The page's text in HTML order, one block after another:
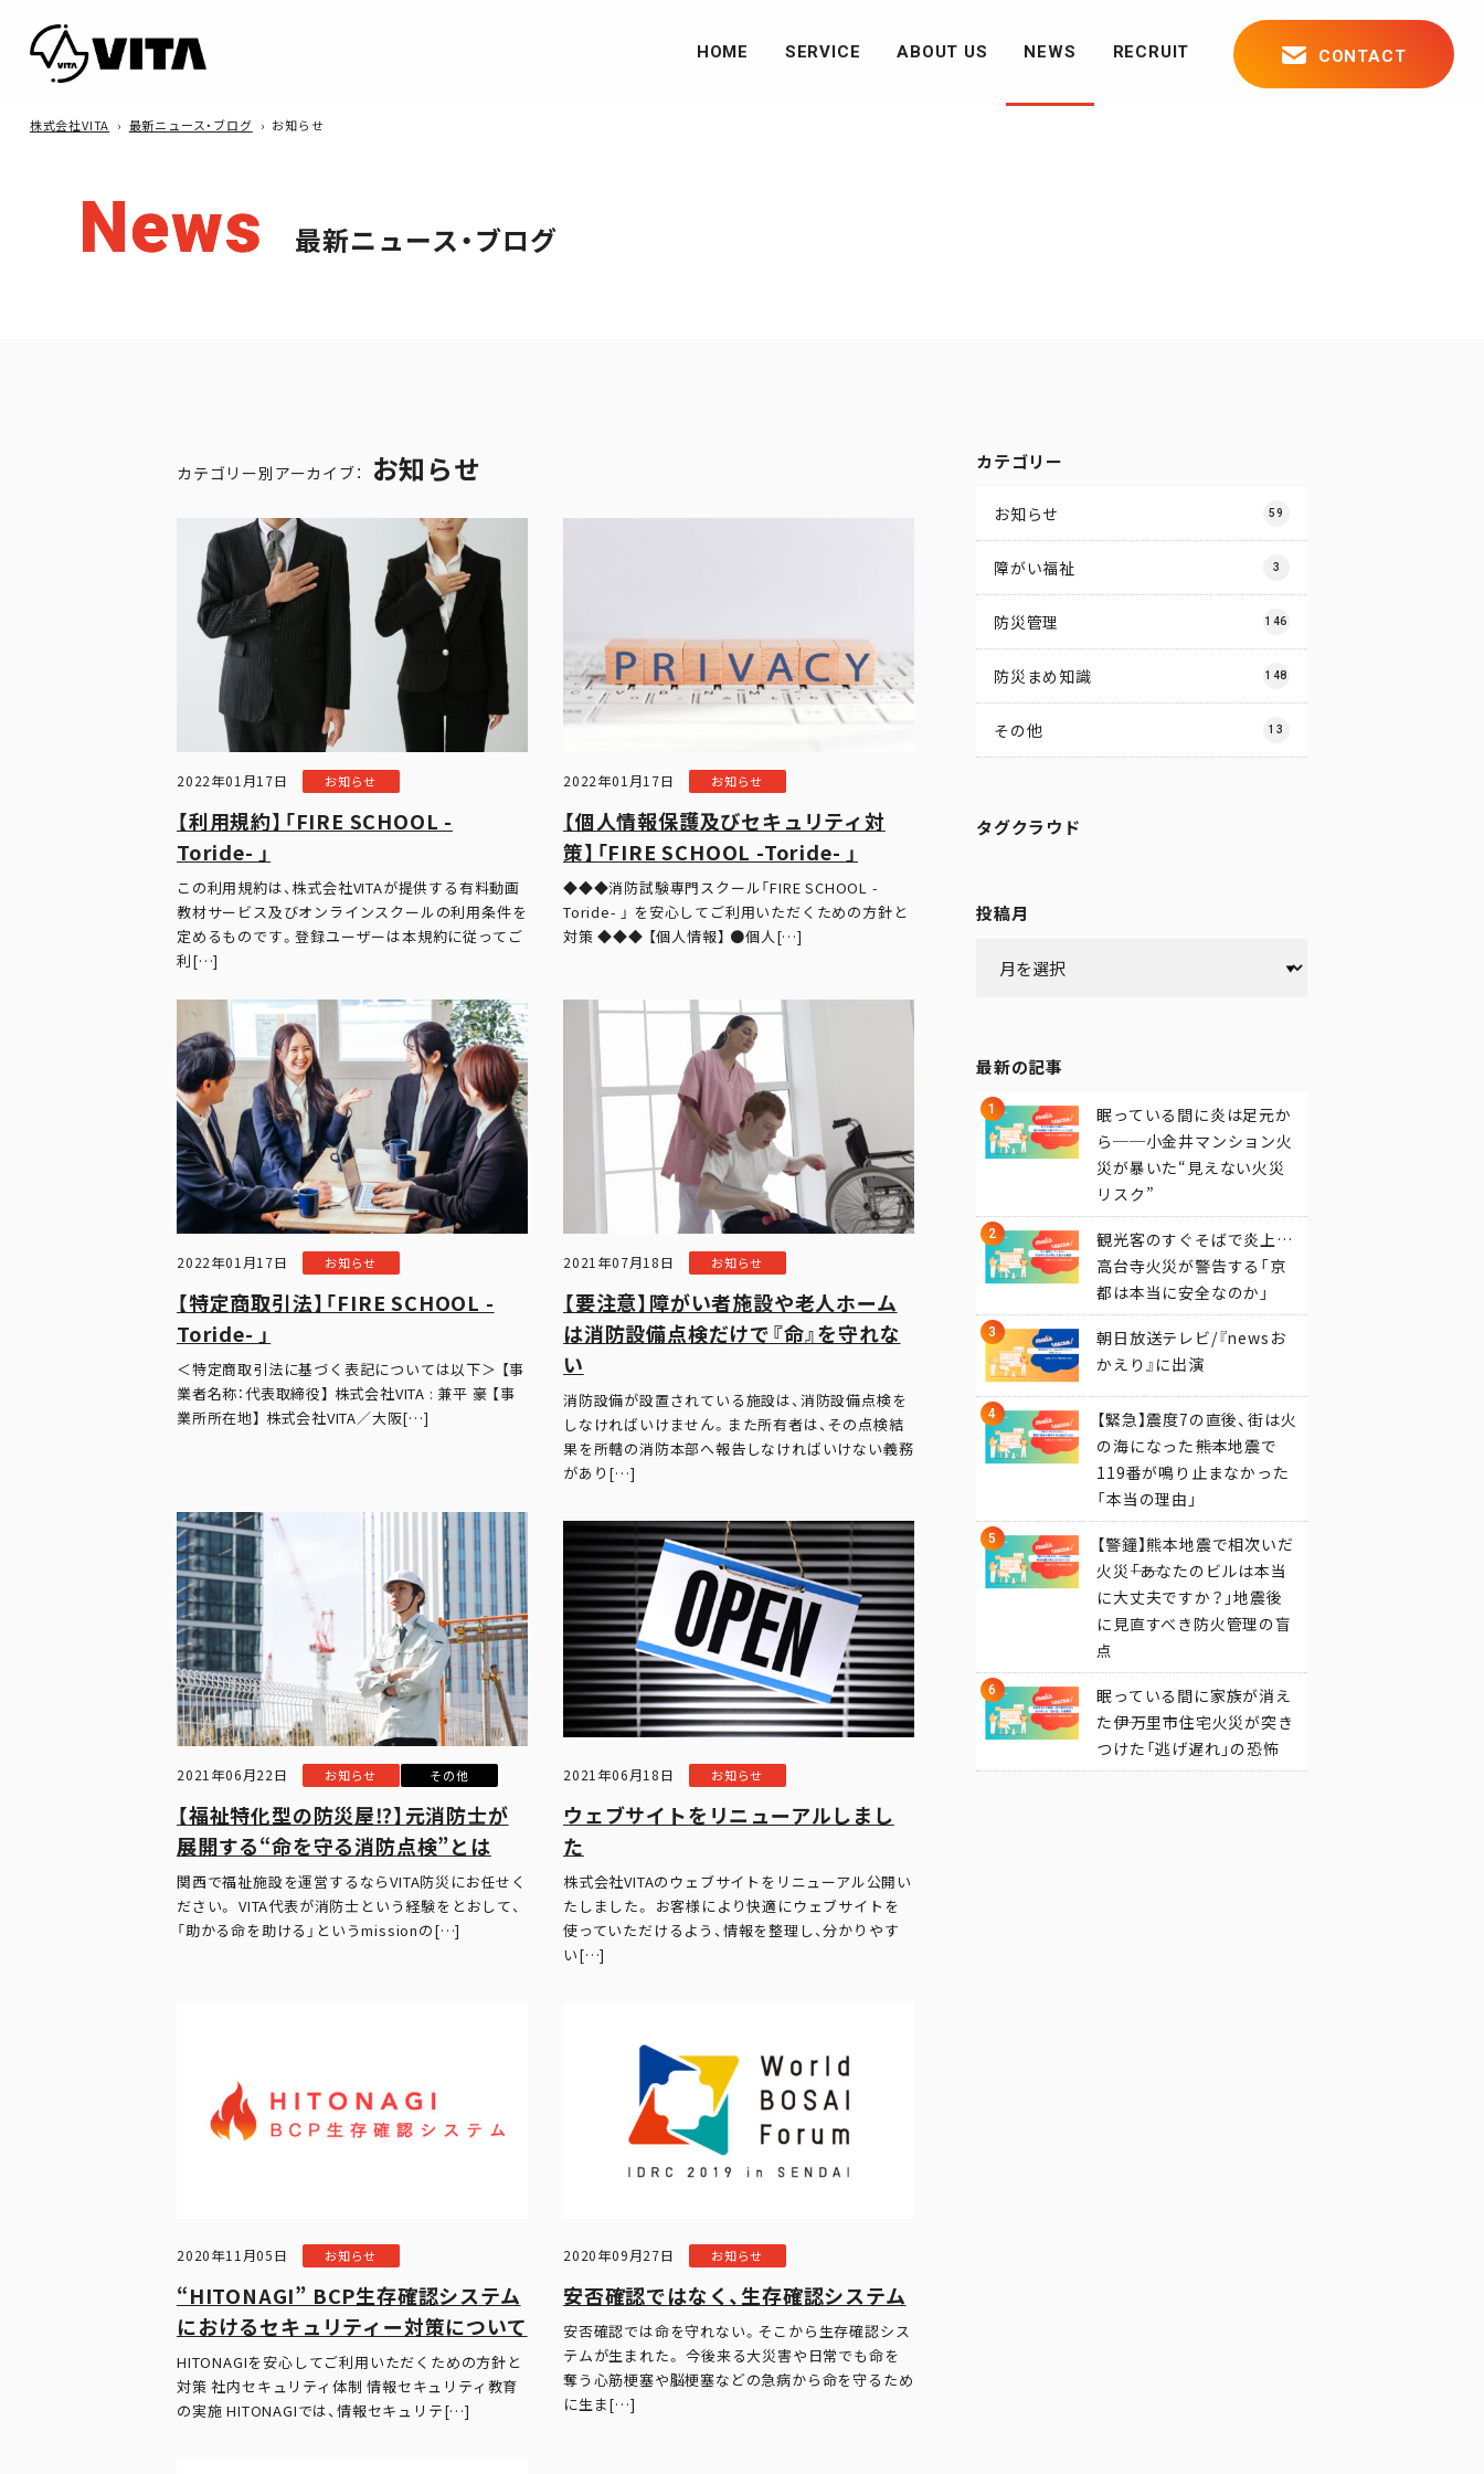
CONTACT
HOME SERVICE ABOUT US NEWS RECRUIT
株式会社VITA › 最新ニュース・ブログ › お知らせ
News 最新ニュース・ブログ
カテゴリー別アーカイブ： お知らせ
2022年01月17日 お知らせ
【利用規約】「FIRE SCHOOL -
Toride- 」
この利用規約は、株式会社VITAが提供する有料動画
教材サービス及びオンラインスクールの利用条件を
定めるものです。登録ユーザーは本規約に従ってご
利[…]
2022年01月17日 お知らせ
【個⼈情報保護及びセキュリティ対
策】「FIRE SCHOOL -Toride- 」
◆◆◆消防試験専門スクール「FIRE SCHOOL -
Toride- 」 を安⼼してご利⽤いただくための⽅針と
対策 ◆◆◆ 【個人情報】 ●個人[…]
2022年01月17日 お知らせ
【特定商取引法】「FIRE SCHOOL -
Toride- 」
＜特定商取引法に基づく表記については以下＞ 【事
業者名称：代表取締役】 株式会社VITA : 兼平 豪 【事
業所所在地】 株式会社VITA／大阪[…]
2021年07月18日 お知らせ
【要注意】障がい者施設や老人ホーム
は消防設備点検だけで『命』を守れな
い
消防設備が設置されている施設は、消防設備点検を
しなければいけません。また所有者は、その点検結
果を所轄の消防本部へ報告しなければいけない義務
があり[…]
2021年06月22日 お知らせ その他
【福祉特化型の防災屋⁉︎】元消防士が
展開する“命を守る消防点検”とは
関西で福祉施設を運営するならVITA防災にお任せく
ださい。 VITA代表が消防士という経験をとおして、
「助かる命を助ける」というmissionの[…]
2021年06月18日 お知らせ
ウェブサイトをリニューアルしまし
た
株式会社VITAのウェブサイトをリニューアル公開い
たしました。 お客様により快適にウェブサイトを
使っていただけるよう、情報を整理し、分かりやす
い[…]
2020年11月05日 お知らせ
“HITONAGI” BCP生存確認システム
におけるセキュリティー対策について
HITONAGIを安心してご利用いただくための方針と
対策 社内セキュリティ体制 情報セキュリティ教育
の実施 HITONAGIでは、情報セキュリテ[…]
2020年09月27日 お知らせ
安否確認ではなく、生存確認システム
安否確認では命を守れない。そこから生存確認シス
テムが生まれた。 今後来る大災害や日常でも命を
奪う心筋梗塞や脳梗塞などの急病から命を守るため
に生ま[…]
カテゴリー
お知らせ 59
障がい福祉 3
防災管理 146
防災まめ知識 148
その他 13
タグクラウド
投稿月
最新の記事
眠っている間に炎は足元か
ら──小金井マンション火
災が暴いた“見えない火災
リスク”
観光客のすぐそばで炎上…
高台寺火災が警告する「京
都は本当に安全なのか」
朝日放送テレビ/『newsお
かえり』に出演
【緊急】震度7の直後、街は火
の海になった――熊本地震で
119番が鳴り止まなかった
「本当の理由」
【警鐘】熊本地震で相次いだ
火災――「あなたのビルは本当
に大丈夫ですか？」地震後
に見直すべき防火管理の盲
点
眠っている間に家族が消え
た――伊万里市住宅火災が突き
つけた「逃げ遅れ」の恐怖